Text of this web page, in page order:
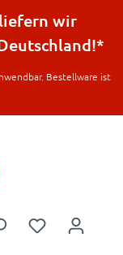
wir
Bestellware ist